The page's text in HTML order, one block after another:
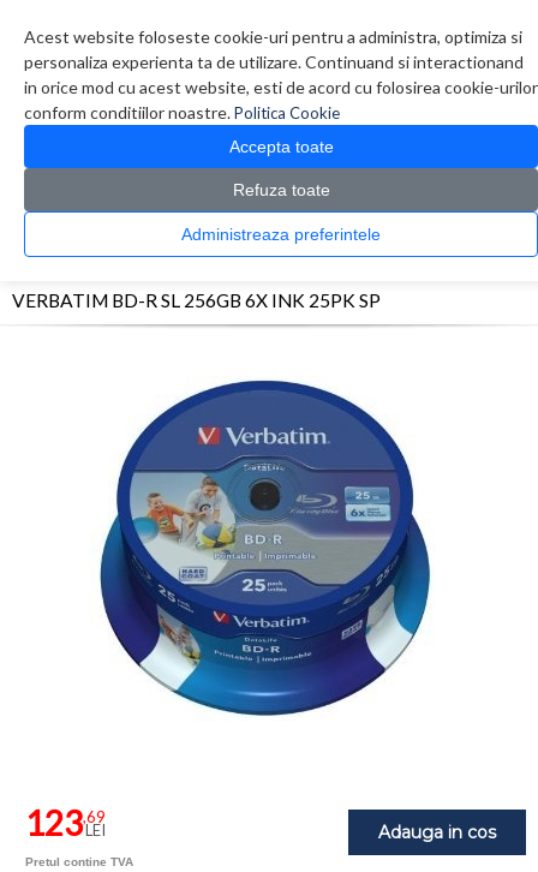
Acest website foloseste cookie-uri pentru a administra, optimiza si
personaliza experienta ta de utilizare. Continuand si interactionand
in orice mod cu acest website, esti de acord cu folosirea cookie-urilor
conform conditiilor noastre.Politica Cookie
Accepta toate
Refuza toate
Administreaza preferintele
0 produs(e)
CATALOG PRODUSE
Consumabile optice > VERBATIM BD-R SL 256GB 6X INK
VERBATIM BD-R SL 256GB 6X INK 25PK SP
Adauga in cos
123,69
LEI
Pretul contine TVA